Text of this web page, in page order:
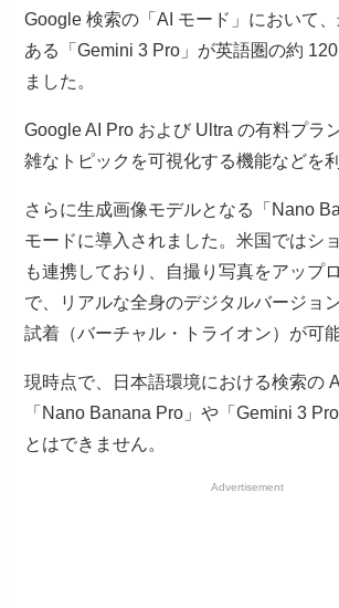
Google 検索の「AI モード」において
ある「Gemini 3 Pro」が英語圏の約
ました。
Google AI Pro および Ultra の有料プラ
雑なトピックを可視化する機能などを
さらに生成画像モデルとなる「Nano
モードに導入されました。米国ではシ
も連携しており、自撮り写真をアップ
で、リアルな全身のデジタルバージョ
試着（バーチャル・トライオン）が可能
現時点で、日本語環境における検索の
「Nano Banana Pro」や「Gemini 3
とはできません。
Advertisement